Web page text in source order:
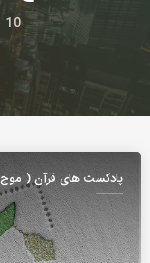
10 نتیجه / صفحه 1 OF 2
پادکست های قرآن (